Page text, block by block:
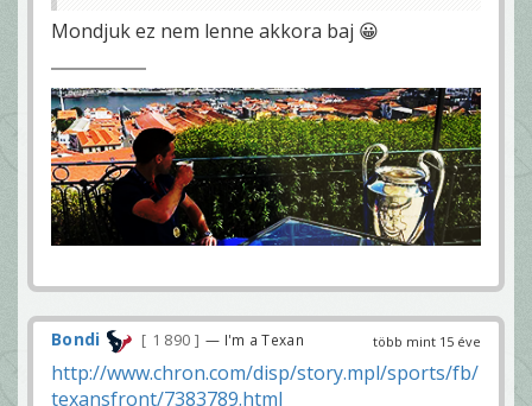
Mondjuk ez nem lenne akkora baj 😀
több mint 15 éve
Bondi 1 890 — I'm a Texan
http://www.chron.com/disp/story.mpl/sports/fb/
texansfront/7383789.html